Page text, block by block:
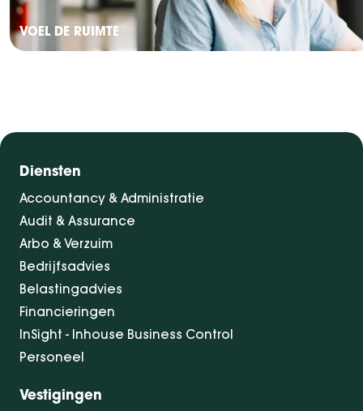
VOEL DE RUIMTE
Diensten
Accountancy & Administratie
Audit & Assurance
Arbo & Verzuim
Bedrijfsadvies
Belastingadvies
Financieringen
InSight - Inhouse Business Control
Personeel
Vestigingen